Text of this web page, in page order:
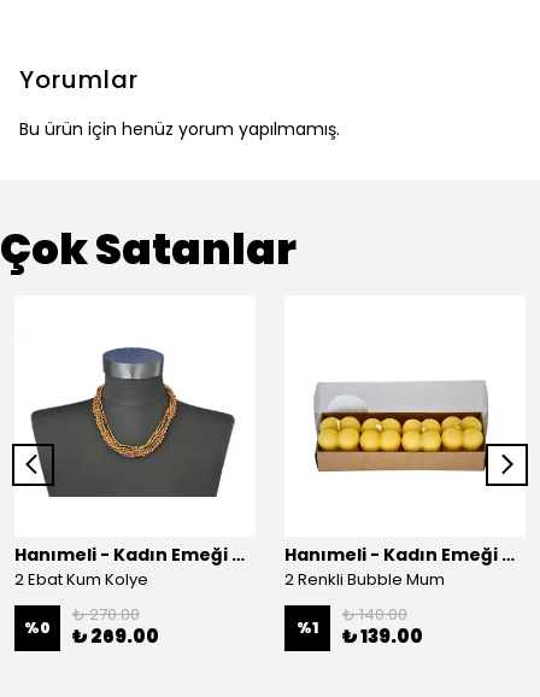
Yorumlar
Bu ürün için henüz yorum yapılmamış.
Çok Satanlar
Hanımeli - Kadın Emeği Çarşısı
2 Ebat Kum Kolye
%0
₺ 270.00
₺ 269.00
Hanımeli - Kadın Emeği Çarşısı
2 Renkli Bubble Mum
%1
₺ 140.00
₺ 139.00